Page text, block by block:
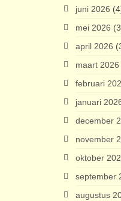
juni 2026
mei 2026
april 2026
maart 2026
februari
januari
december
november
oktober
september
augustus